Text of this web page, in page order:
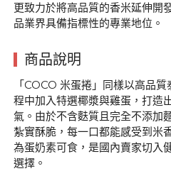
更致力於將高品質的香米延伸開
品業界具備指標性的專業地位。
商品說明
「COCO 米蛋捲」同樣以高品
程中加入特選椰漿與雞蛋，打造
氣。由於不含麩質且完全不添加
紮實酥脆，每一口都能感受到米
為蛋奶素可食，是國內賣家切入
選擇。